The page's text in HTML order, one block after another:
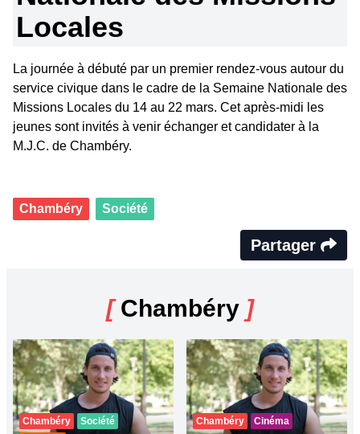
Locales
La journée à débuté par un premier rendez-vous autour du
service civique dans le cadre de la Semaine Nationale des
Missions Locales du 14 au 22 mars. Cet après-midi les
jeunes sont invités à venir échanger et candidater à la
M.J.C. de Chambéry.
Chambéry Société
Partager
[Chambéry ]
Chambéry
Société
Chambéry Cinéma